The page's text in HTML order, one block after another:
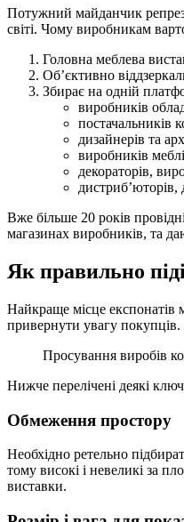
Потужний майданчик
світі. Чому виробникам
Головна меблева
Об’єктивно
Збирає на одній
виробників
постачальників
дизайнерів та
виробників
декораторів,
дистриб’юторів,
Вже більше 20 років
магазинах виробників, та
Як правильно
Найкраще місце експонатів
привернути увагу покупців.
Просування виробів
Нижче перелічені деякі
Обмеження простору
Необхідно ретельно
тому високі і невеликі за
виставки.